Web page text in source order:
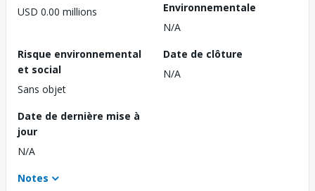
USD 0.00 millions
Environnementale
N/A
Risque environnemental
et social
Sans objet
Date de clôture
N/A
Date de dernière mise à
jour
N/A
Notes